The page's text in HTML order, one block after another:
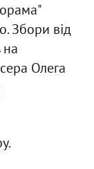
Збори від
на
Олега